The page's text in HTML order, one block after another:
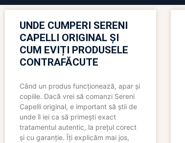
UNDE CUMPERI SERENI
CAPELLI ORIGINAL ȘI
CUM EVIȚI PRODUSELE
CONTRAFĂCUTE
Când un produs funcționează, apar și
copiile. Dacă vrei să comanzi Sereni
Capelli original, e important să știi de
unde îl iei ca să primești exact
tratamentul autentic, la prețul corect
și cu garanție. Îți explicăm mai jos,